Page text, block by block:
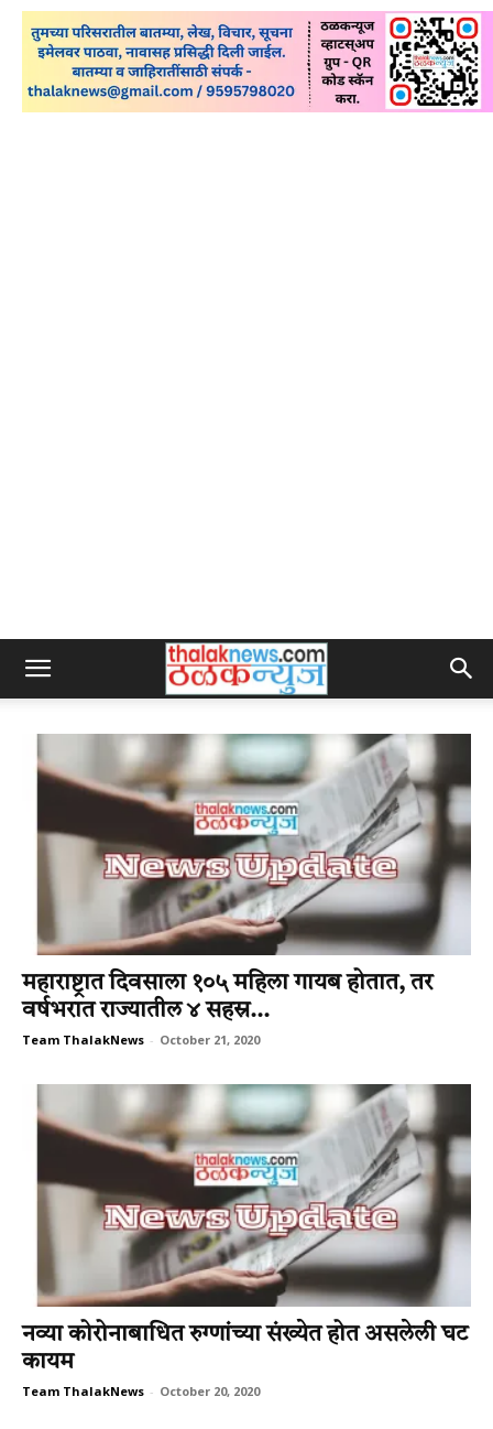
महाराष्ट्रात दिवसाला १०५ महिला गायब होतात, तर
वर्षभरात राज्यातील ४ सहस्र...
Team ThalakNews - October 21, 2020
नव्या कोरोनाबाधित रुग्णांच्या संख्येत होत असलेली घट
कायम
Team ThalakNews - October 20, 2020